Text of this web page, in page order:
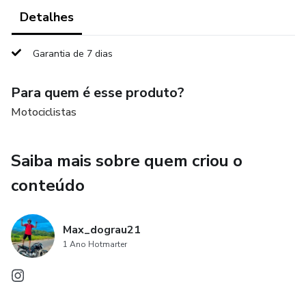
Detalhes
Garantia de 7 dias
Para quem é esse produto?
Motociclistas
Saiba mais sobre quem criou o
conteúdo
Max_dograu21
1 Ano Hotmarter